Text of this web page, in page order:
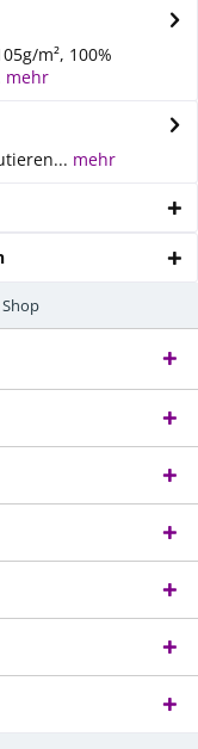
m², 100%
mehr
mehr